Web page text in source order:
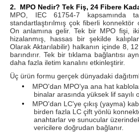
2.
MPO Nedir? Tek Fiş, 24 Fibere
MPO, IEC 61754-7 kapsamında
standartlaştırılmış çok fiberli
On anlamına gelir. Tek bir MPO fişi,
hizalanmış, hassas bir şekilde
Olarak Aktarılabilir) halkanın içinde 8,
barındırır. Tek bir tıklama bağlantısı
daha fazla iletim kanalını etkinleştirir.
Üç ürün formu gerçek dünyadaki
•
MPO'dan MPO'ya ana hat
binalar arasında yüksek lif sayılı
•
MPO'dan LC'ye çıkış (yayma)
birden fazla LC çift yönlü
anahtarlar ve sunucular
vericilere doğrudan bağlanır.